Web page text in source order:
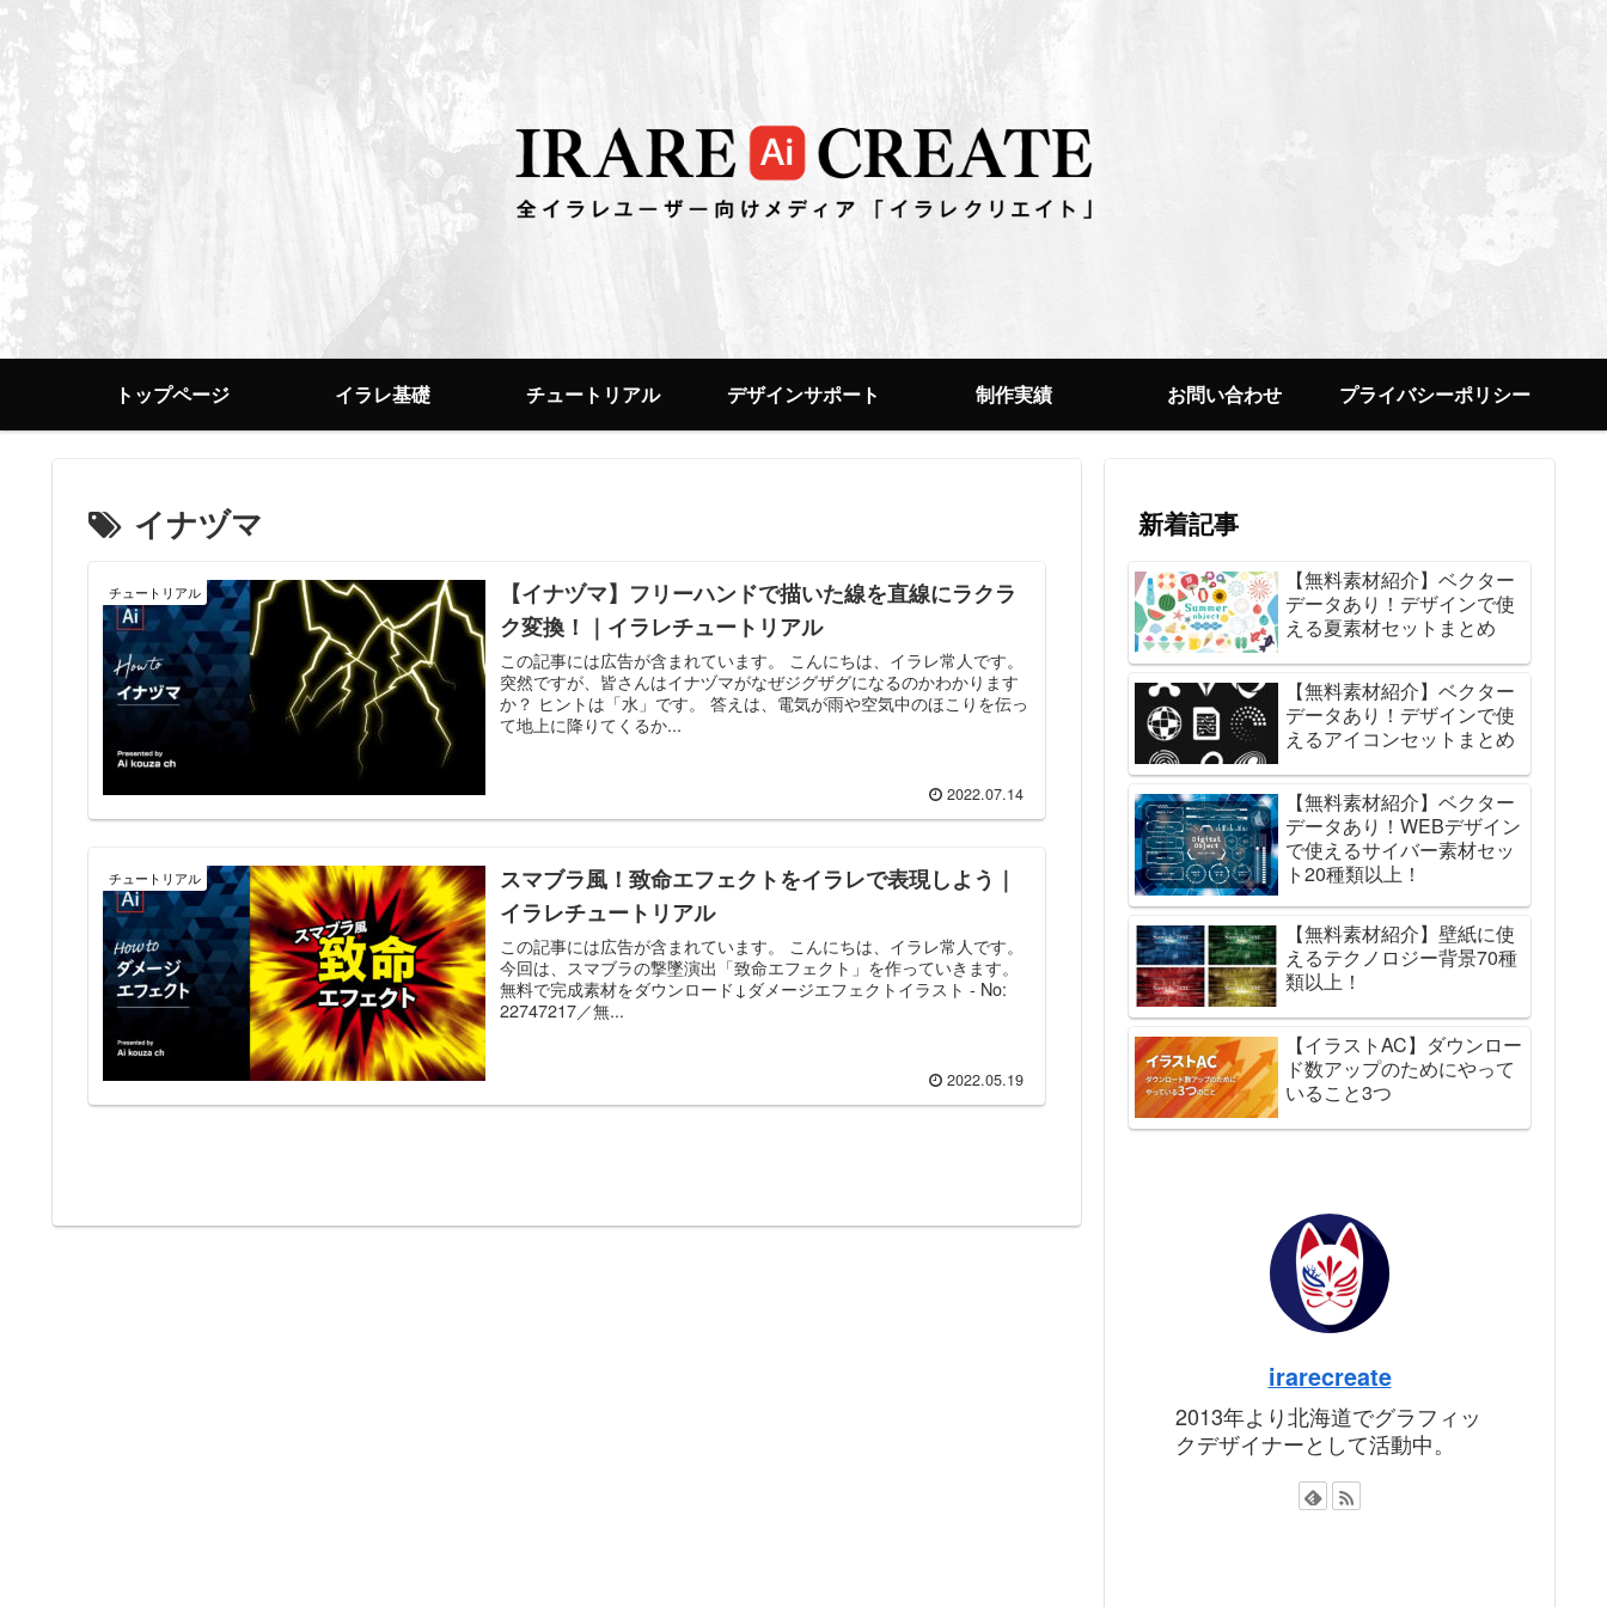
トップページ イラレ基礎 チュートリアル デザインサポート 制作実績 お問い合わせ プライバシーポリシー
イナヅマ
チュートリアル
【イナヅマ】フリーハンドで描いた線を直線にラクラ
ク変換！｜イラレチュートリアル
この記事には広告が含まれています。 こんにちは、イラレ常人です。
突然ですが、皆さんはイナヅマがなぜジグザグになるのかわかります
か？ ヒントは「水」です。 答えは、電気が雨や空気中のほこりを伝っ
て地上に降りてくるか...
2022.07.14
チュートリアル
スマブラ風！致命エフェクトをイラレで表現しよう｜
イラレチュートリアル
この記事には広告が含まれています。 こんにちは、イラレ常人です。
今回は、スマブラの撃墜演出「致命エフェクト」を作っていきます。
無料で完成素材をダウンロード↓ダメージエフェクトイラスト - No:
22747217／無...
2022.05.19
新着記事
【無料素材紹介】ベクター
データあり！デザインで使
える夏素材セットまとめ
【無料素材紹介】ベクター
データあり！デザインで使
えるアイコンセットまとめ
【無料素材紹介】ベクター
データあり！WEBデザイン
で使えるサイバー素材セッ
ト20種類以上！
【無料素材紹介】壁紙に使
えるテクノロジー背景70種
類以上！
【イラストAC】ダウンロー
ド数アップのためにやって
いること3つ
irarecreate
2013年より北海道でグラフィッ
クデザイナーとして活動中。